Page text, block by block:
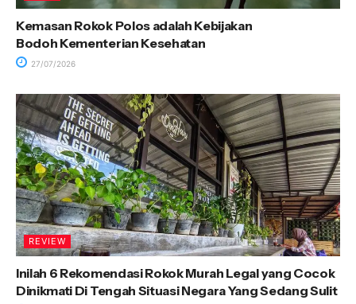
Kemasan Rokok Polos adalah Kebijakan
Bodoh Kementerian Kesehatan
27/07/2026
REVIEW
Inilah 6 Rekomendasi Rokok Murah Legal yang Cocok
Dinikmati Di Tengah Situasi Negara Yang Sedang Sulit